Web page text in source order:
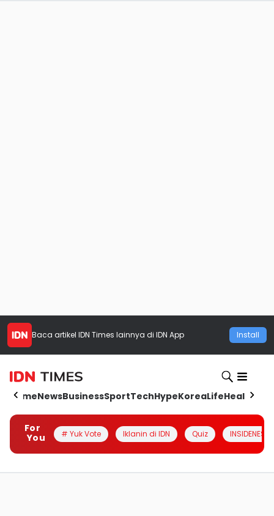
Baca artikel IDN Times lainnya di IDN App Install
HomeNewsBusinessSportTechHypeKoreaLifeHealth
For
You
# Yuk Vote Iklanin di IDN Quiz INSIDENESIA